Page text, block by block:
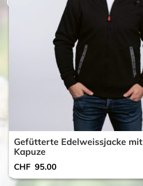
Gefütterte Edelweissjacke mit
Kapuze
CHF 95.00